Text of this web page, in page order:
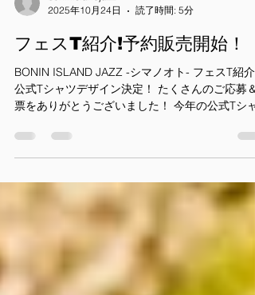
2025年10月24日
読了時間: 5分
フェスT紹介!予約販売開始！
BONIN ISLAND JAZZ -シマノオト- フェスT紹介！
に選ばれたデザインは「みさき」さんの作品とな
りました！また、惜しくも選考から外れた中で人
気の高かった作品を受注生産で特別に限定販売い
たします👕✨ それぞれに“シマノオト”を感じる素
なデザイン。 あなたのお気に入りをぜひ手に入れ
てください！ 10月末日までのご予約分は、11月
イベント会場にてお渡しできます！ ご来場叶わな